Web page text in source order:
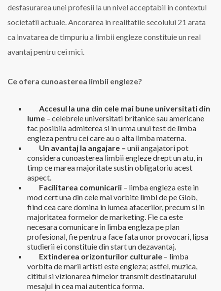
desfasurarea unei profesii la un nivel acceptabil in contextul
societatii actuale. Ancorarea in realitatile secolului 21 arata
ca invatarea de timpuriu a limbii engleze constituie un real
avantaj pentru cei mici.
Ce ofera cunoasterea limbii engleze?
Accesul la una din cele mai bune universitati din
lume – celebrele universitati britanice sau americane
fac posibila admiterea si in urma unui test de limba
engleza pentru cei care au o alta limba materna.
Un avantaj la angajare – unii angajatori pot
considera cunoasterea limbii engleze drept un atu, in
timp ce marea majoritate sustin obligatoriu acest
aspect.
Facilitarea comunicarii – limba engleza este in
mod cert una din cele mai vorbite limbi de pe Glob,
fiind cea care domina in lumea afacerilor, precum si in
majoritatea formelor de marketing. Fie ca este
necesara comunicare in limba engleza pe plan
profesional, fie pentru a face fata unor provocari, lipsa
studierii ei constituie din start un dezavantaj.
Extinderea orizonturilor culturale – limba
vorbita de marii artisti este engleza; astfel, muzica,
cititul si vizionarea filmelor transmit destinatarului
mesajul in cea mai autentica forma.